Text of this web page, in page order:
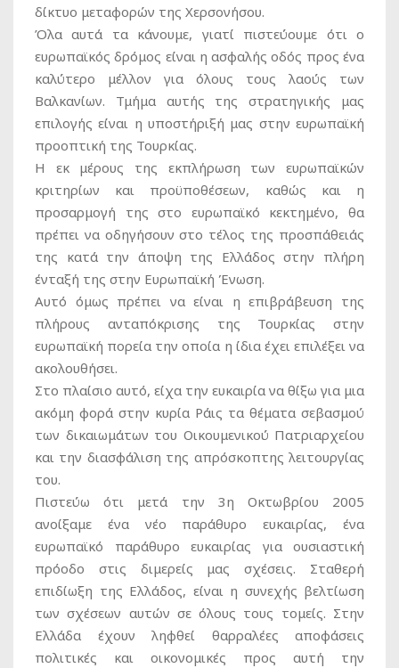
δίκτυο μεταφορών της Χερσονήσου.
Όλα αυτά τα κάνουμε, γιατί πιστεύουμε ότι ο
ευρωπαϊκός δρόμος είναι η ασφαλής οδός προς ένα
καλύτερο μέλλον για όλους τους λαούς των
Βαλκανίων. Τμήμα αυτής της στρατηγικής μας
επιλογής είναι η υποστήριξή μας στην ευρωπαϊκή
προοπτική της Τουρκίας.
Η εκ μέρους της εκπλήρωση των ευρωπαϊκών
κριτηρίων και προϋποθέσεων, καθώς και η
προσαρμογή της στο ευρωπαϊκό κεκτημένο, θα
πρέπει να οδηγήσουν στο τέλος της προσπάθειάς
της κατά την άποψη της Ελλάδος στην πλήρη
ένταξή της στην Ευρωπαϊκή Ένωση.
Αυτό όμως πρέπει να είναι η επιβράβευση της
πλήρους ανταπόκρισης της Τουρκίας στην
ευρωπαϊκή πορεία την οποία η ίδια έχει επιλέξει να
ακολουθήσει.
Στο πλαίσιο αυτό, είχα την ευκαιρία να θίξω για μια
ακόμη φορά στην κυρία Ράις τα θέματα σεβασμού
των δικαιωμάτων του Οικουμενικού Πατριαρχείου
και την διασφάλιση της απρόσκοπτης λειτουργίας
του.
Πιστεύω ότι μετά την 3η Οκτωβρίου 2005
ανοίξαμε ένα νέο παράθυρο ευκαιρίας, ένα
ευρωπαϊκό παράθυρο ευκαιρίας για ουσιαστική
πρόοδο στις διμερείς μας σχέσεις. Σταθερή
επιδίωξη της Ελλάδος, είναι η συνεχής βελτίωση
των σχέσεων αυτών σε όλους τους τομείς. Στην
Ελλάδα έχουν ληφθεί θαρραλέες αποφάσεις
πολιτικές και οικονομικές προς αυτή την